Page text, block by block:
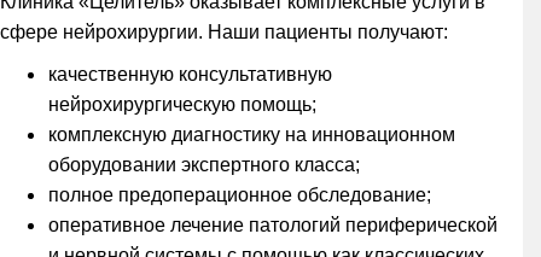
сфере нейрохирургии. Наши пациенты получают:
качественную консультативную
нейрохирургическую помощь;
комплексную диагностику на инновационном
оборудовании экспертного класса;
полное предоперационное обследование;
оперативное лечение патологий периферической